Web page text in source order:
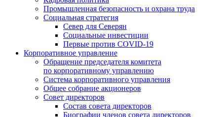
Промышленная безопасность и охрана труда
Социальная стратегия
Север для Северян
Социальные инвестиции
Первые против COVID‑19
Корпоративное управление
Обращение председателя комитета
по корпоративному управлению
Система корпоративного управления
Общее собрание акционеров
Совет директоров
Состав совета директоров
Биографии членов совета директоров